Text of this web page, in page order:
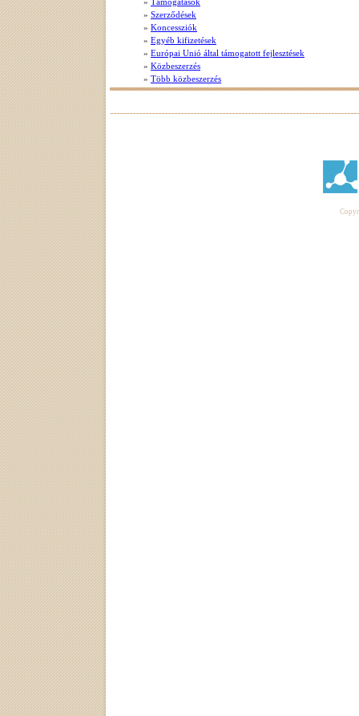
» Szerződések
» Koncessziók
» Egyéb kifizetések
» Európai Unió által támogatott fejlesztések
» Közbeszerzés
» Több közbeszerzés